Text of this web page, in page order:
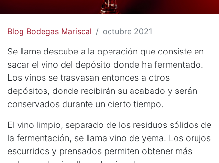
Blog Bodegas Mariscal octubre 2021
Se llama descube a la operación que consiste en
sacar el vino del depósito donde ha fermentado.
Los vinos se trasvasan entonces a otros
depósitos, donde recibirán su acabado y serán
conservados durante un cierto tiempo.
El vino limpio, separado de los residuos sólidos de
la fermentación, se llama vino de yema. Los orujos
escurridos y prensados permiten obtener más